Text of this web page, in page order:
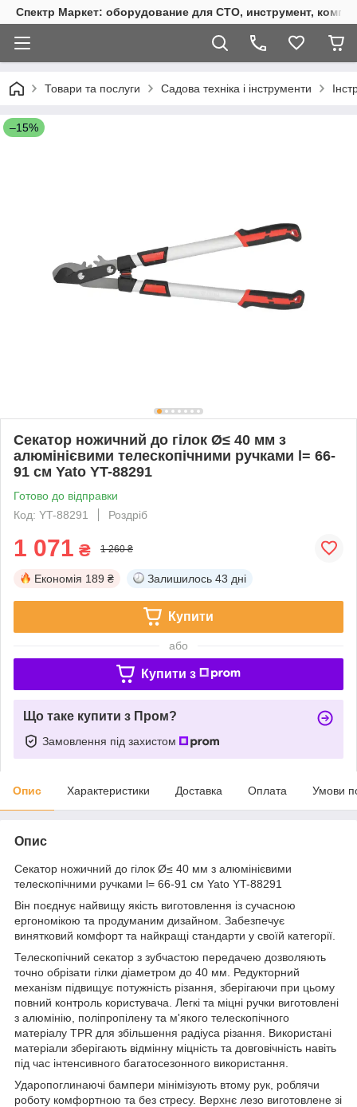
Спектр Маркет: оборудование для СТО, инструмент,
Товари та послуги Садова техніка і інструменти
–15%
Секатор ножичний до гілок Ø≤ 40 мм з
алюмінієвими телескопічними ручками l= 66-
91 см Yato YT-88291
Готово до відправки
Код: YT-88291
Роздріб
1 071 ₴ 1 260 ₴
Економія 189 ₴ Залишилось 43 дні
Купити
або
Купити з
Що таке купити з Пром?
Замовлення під захистом
Опис Характеристики Доставка Оплата Умови
Опис
Секатор ножичний до гілок Ø≤ 40 мм з алюмінієвими
телескопічними ручками l= 66-91 см Yato YT-88291
Він поєднує найвищу якість виготовлення із сучасною
ергономікою та продуманим дизайном. Забезпечує
винятковий комфорт та найкращі стандарти у своїй категорії.
Телескопічний секатор з зубчастою передачею дозволяють
точно обрізати гілки діаметром до 40 мм. Редукторний
механізм підвищує потужність різання, зберігаючи при цьому
повний контроль користувача. Легкі та міцні ручки виготовлені
з алюмінію, поліпропілену та м'якого телескопічного
матеріалу TPR для збільшення радіуса різання. Використані
матеріали зберігають відмінну міцність та довговічність навіть
під час інтенсивного багатосезонного використання.
Ударопоглинаючі бампери мінімізують втому рук, роблячи
роботу комфортною та без стресу. Верхнє лезо виготовлене зі